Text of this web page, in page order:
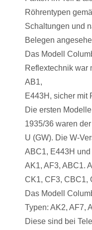
Röhrentypen
Schaltungen und
Belegen
Das Modell
Reflextechnik war
AB1,
E443H, sicher mit
Die ersten
1935/36 waren
U (GW). Die W-
ABC1, E443H
AK1, AF3, ABC1.
CK1, CF3, CBC1,
Das Modell
Typen: AK2, AF7,
Diese sind bei